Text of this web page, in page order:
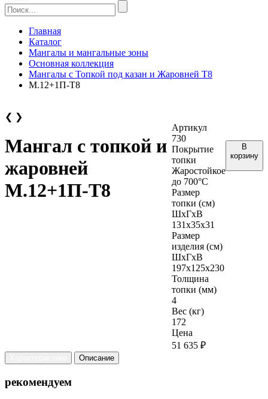
Главная
Каталог
Мангалы и мангальные зоны
Основная коллекция
Мангалы с Топкой под казан и Жаровней Т8
М.12+1П-Т8
❮ ❯
Мангал с топкой и
жаровней
М.12+1П-Т8
Артикул
730
Покрытие
топки
Жаростойкое
до 700°С
Размер
топки (см)
ШхГхВ
131х35х31
Размер
изделия (см)
ШхГхВ
197х125х230
Толщина
топки (мм)
4
Вес (кг)
172
Цена
51 635 ₽
В
корзину
Описание
рекомендуем